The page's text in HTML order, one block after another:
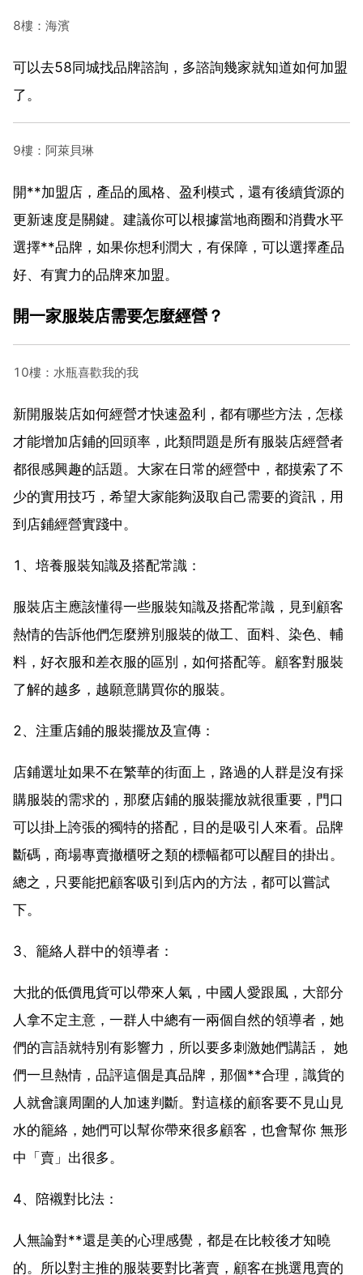
8樓：海濱
可以去58同城找品牌諮詢，多諮詢幾家就知道如何加盟
了。
9樓：阿萊貝琳
開**加盟店，產品的風格、盈利模式，還有後續貨源的
更新速度是關鍵。建議你可以根據當地商圈和消費水平
選擇**品牌，如果你想利潤大，有保障，可以選擇產品
好、有實力的品牌來加盟。
開一家服裝店需要怎麼經營？
10樓：水瓶喜歡我的我
新開服裝店如何經營才快速盈利，都有哪些方法，怎樣
才能增加店鋪的回頭率，此類問題是所有服裝店經營者
都很感興趣的話題。大家在日常的經營中，都摸索了不
少的實用技巧，希望大家能夠汲取自己需要的資訊，用
到店鋪經營實踐中。
1、培養服裝知識及搭配常識：
服裝店主應該懂得一些服裝知識及搭配常識，見到顧客
熱情的告訴他們怎麼辨別服裝的做工、面料、染色、輔
料，好衣服和差衣服的區別，如何搭配等。顧客對服裝
了解的越多，越願意購買你的服裝。
2、注重店鋪的服裝擺放及宣傳：
店鋪選址如果不在繁華的街面上，路過的人群是沒有採
購服裝的需求的，那麼店鋪的服裝擺放就很重要，門口
可以掛上誇張的獨特的搭配，目的是吸引人來看。品牌
斷碼，商場專賣撤櫃呀之類的標幅都可以醒目的掛出。
總之，只要能把顧客吸引到店內的方法，都可以嘗試
下。
3、籠絡人群中的領導者：
大批的低價甩貨可以帶來人氣，中國人愛跟風，大部分
人拿不定主意，一群人中總有一兩個自然的領導者，她
們的言語就特別有影響力，所以要多刺激她們講話， 她
們一旦熱情，品評這個是真品牌，那個**合理，識貨的
人就會讓周圍的人加速判斷。對這樣的顧客要不見山見
水的籠絡，她們可以幫你帶來很多顧客，也會幫你 無形
中「賣」出很多。
4、陪襯對比法：
人無論對**還是美的心理感覺，都是在比較後才知曉
的。所以對主推的服裝要對比著賣，顧客在挑選甩賣的